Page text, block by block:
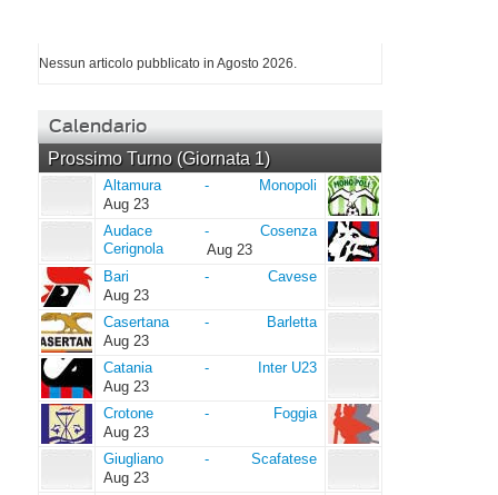
Nessun articolo pubblicato in Agosto 2026.
Calendario
Prossimo Turno (Giornata 1)
Altamura
Altamura -
Monopoli
Aug 23
Audace
Cerignola
Audace
Cerignola
-
Cosenza
Aug 23
Bari
Bari -
Cavese
Aug 23
Casertana
Casertana -
Barletta
Aug 23
Catania
Catania -
Inter U23
Aug 23
Crotone
Crotone -
Foggia
Aug 23
Giugliano
Giugliano -
Scafatese
Aug 23